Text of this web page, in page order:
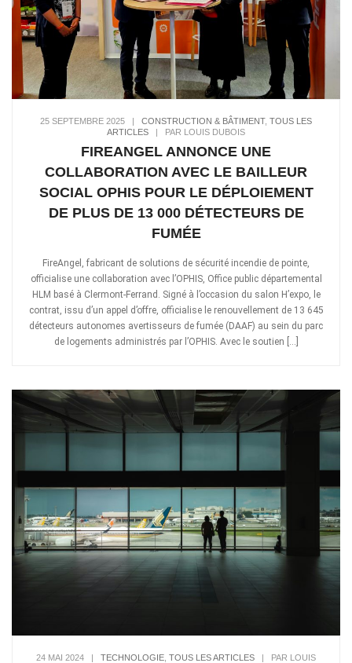
25 SEPTEMBRE 2025 | CONSTRUCTION & BÂTIMENT, TOUS LES
ARTICLES | PAR LOUIS DUBOIS
FIREANGEL ANNONCE UNE
COLLABORATION AVEC LE BAILLEUR
SOCIAL OPHIS POUR LE DÉPLOIEMENT
DE PLUS DE 13 000 DÉTECTEURS DE
FUMÉE
FireAngel, fabricant de solutions de sécurité incendie de pointe,
officialise une collaboration avec l’OPHIS, Office public départemental
HLM basé à Clermont-Ferrand. Signé à l’occasion du salon H’expo, le
contrat, issu d’un appel d’offre, officialise le renouvellement de 13 645
détecteurs autonomes avertisseurs de fumée (DAAF) au sein du parc
de logements administrés par l’OPHIS. Avec le soutien […]
24 MAI 2024 | TECHNOLOGIE TOUS LES ARTICLES | PAR LOUIS